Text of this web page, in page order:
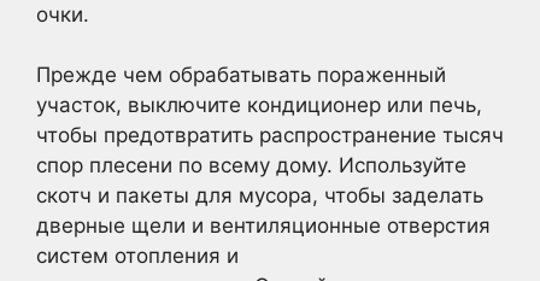
очки.
Прежде чем обрабатывать пораженный
участок, выключите кондиционер или печь,
чтобы предотвратить распространение тысяч
спор плесени по всему дому. Используйте
скотч и пакеты для мусора, чтобы заделать
дверные щели и вентиляционные отверстия
систем отопления и